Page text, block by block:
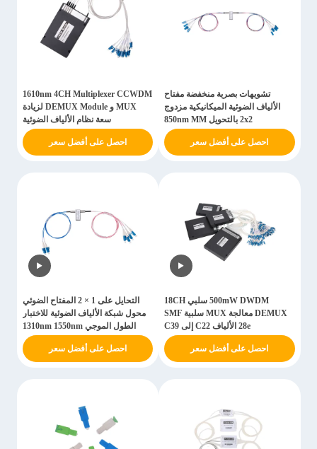
تشويهات بصرية منخفضة مفتاح
الألياف الضوئية الميكانيكية مزدوج
2x2 بالتحويل 850nm MM
احصل على أفضل سعر
1610nm 4CH Multiplexer CCWDM
MUX و DEMUX Module لزيادة
سعة نظام الألياف الضوئية
احصل على أفضل سعر
500mW DWDM سلبي 18CH
DEMUX معالجة MUX سلبية SMF
28e الألياف C22 إلى C39
احصل على أفضل سعر
التحايل على 1 × 2 المفتاح الضوئي
محول شبكة الألياف الضوئية للاختبار
الطول الموجي 1310nm 1550nm
احصل على أفضل سعر